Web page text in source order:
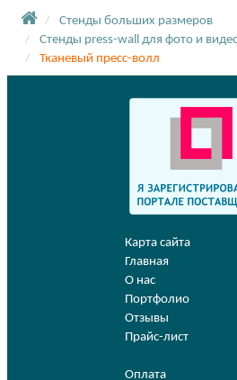
Стенды больших размеров
Стенды press-wall для фото и
Тканевый пресс-волл
Карта сайта
Главная
О нас
Портфолио
Отзывы
Прайс-лист
Оплата